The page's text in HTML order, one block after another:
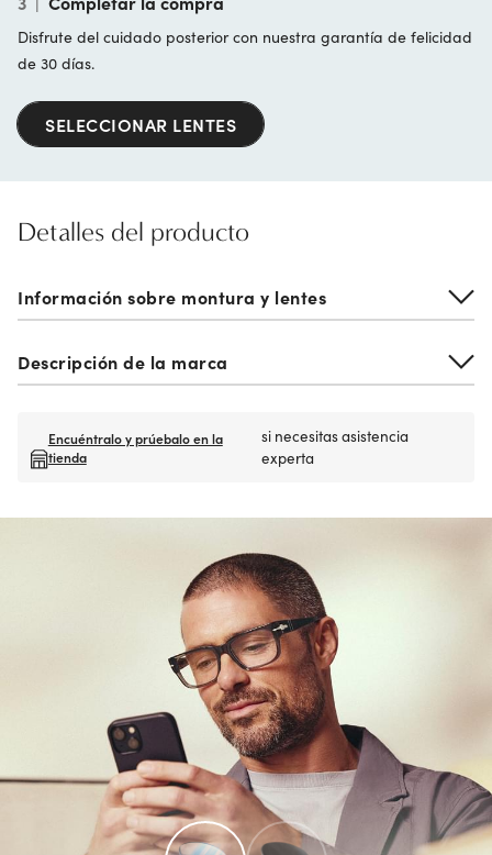
Disfrute del cuidado posterior con nuestra garantía de felicidad
de 30 días.
SELECCIONAR LENTES
Detalles del producto
Información sobre montura y lentes
Descripción de la marca
Encuéntralo y prúebalo en la
tienda
si necesitas asistencia
experta